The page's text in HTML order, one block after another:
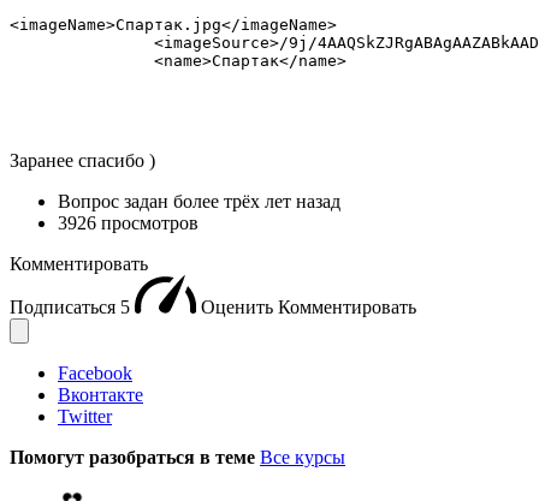
<imageName>Спартак.jpg</imageName>
<imageSource>/9j/
               <name>Спартак</name>
Заранее спасибо )
Вопрос задан более трёх лет назад
3926 просмотров
Комментировать
Подписаться 5 Оценить Комментировать
Facebook
Вконтакте
Twitter
Помогут разобраться в теме Все курсы